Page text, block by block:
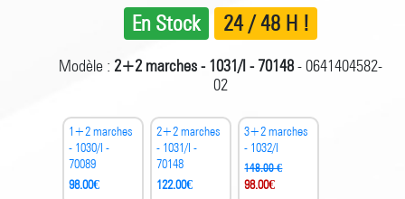
En Stock 24 / 48 H !
Modèle : 2+2 marches - 1031/I - 70148- 0641404582-
02
1+2 marches
- 1030/I -
70089
98.00€
2+2 marches
- 1031/I -
70148
122.00€
3+2 marches
- 1032/I
148.00 €
98.00€